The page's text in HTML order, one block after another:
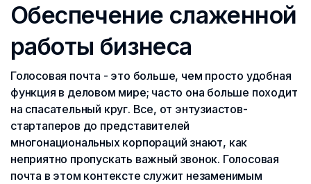
Обеспечение слаженной
работы бизнеса
Голосовая почта - это больше, чем просто удобная
функция в деловом мире; часто она больше походит
на спасательный круг. Все, от энтузиастов-
стартаперов до представителей
многонациональных корпораций знают, как
неприятно пропускать важный звонок. Голосовая
почта в этом контексте служит незаменимым